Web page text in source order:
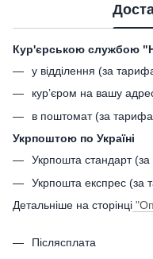
Кур'єрською службою
у відділення (за
кур’єром на вашу
в поштомат (за
Укрпоштою по Україні
Укрпошта стандарт
Укрпошта експрес (за
Детальніше на сторінці
Післясплата